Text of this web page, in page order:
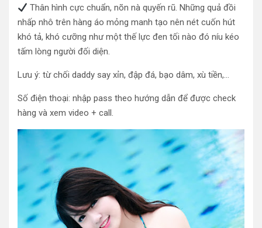
Thân hình cực chuẩn, nõn nà quyến rũ. Những quả đồi
nhấp nhô trên hàng áo mỏng manh tạo nên nét cuốn hút
khó tả, khó cưỡng như một thế lực đen tối nào đó níu kéo
tấm lòng người đối diện.
Lưu ý: từ chối daddy say xỉn, đập đá, bạo dâm, xù tiền,…
Số điện thoại: nhập pass theo hướng dẫn để được check
hàng và xem video + call.